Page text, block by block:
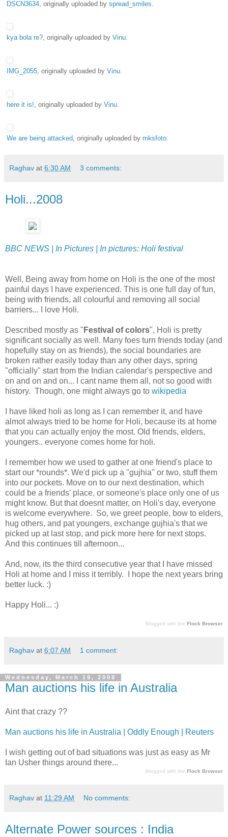
DSCN3634, originally uploaded by spread_smiles.
kya bola re?, originally uploaded by Vinu.
IMG_2055, originally uploaded by Vinu.
here it is!, originally uploaded by Vinu.
We are being attacked, originally uploaded by mksfoto.
Raghav at 6:30 AM 3 comments:
Holi...2008
BBC NEWS | In Pictures | In pictures: Holi festival
Well, Being away from home on Holi is the one of the most
painful days I have experienced. This is one full day of fun,
being with friends, all colourful and removing all social
barriers... I love Holi.
Described mostly as " Festival of colors", Holi is pretty
significant socially as well. Many foes turn friends today (and
hopefully stay on as friends), the social boundaries are
broken rather easily today than any other days, spring
"officially" start from the Indian calendar's perspective and
on and on and on... I cant name them all, not so good with
history. Though, one might always go to wikipedia
I have liked holi as long as I can remember it, and have
almot always tried to be home for Holi, because its at home
that you can actually enjoy the most. Old friends, elders,
youngers.. everyone comes home for holi.
I remember how we used to gather at one friend's place to
start our *rounds*. We'd pick up a "gujhia" or two, stuff them
into our pockets. Move on to our next destination, which
could be a friends' place, or someone's place only one of us
might know. But that doesnt matter, on Holi's day, everyone
is welcome everywhere. So, we greet people, bow to elders,
hug others, and pat youngers, exchange gujhia's that we
picked up at last stop, and pick more here for next stops.
And this continues till afternoon...
And, now, its the third consecutive year that I have missed
Holi at home and I miss it terribly. I hope the next years bring
better luck. :)
Happy Holi... :)
Blogged with the Flock Browser
Raghav at 6:07 AM 1 comment:
Wednesday, March 19, 2008
Man auctions his life in Australia
Aint that crazy ??
Man auctions his life in Australia | Oddly Enough | Reuters
I wish getting out of bad situations was just as easy as Mr
Ian Usher things around there...
Blogged with the Flock Browser
Raghav at 11:29 AM No comments:
Alternate Power sources : India